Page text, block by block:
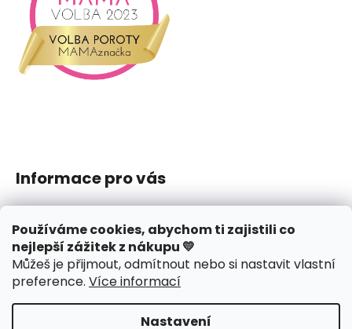
Používáme cookies, abychom ti zajistili co
nejlepší zážitek z nákupu 💛
Můžeš je přijmout, odmítnout nebo si nastavit vlastní
preference. Více informací
Nastavení
Informace pro vás
Jak nakupovat
Obchodní podmínky
Podmínky ochrany osobních údajů
Reklamace či vrácení
Hodnocení obchodu